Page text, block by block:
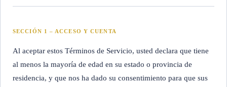
SECCIÓN 1 – ACCESO Y CUENTA
Al aceptar estos Términos de Servicio, usted declara que tiene
al menos la mayoría de edad en su estado o provincia de
residencia, y que nos ha dado su consentimiento para que sus